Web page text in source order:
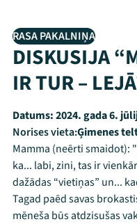
RASA PAKALNIŅA
DISKUSIJA
IR TUR –
Datums:2024. gada 6.
Norises vieta:Ģimenes
Mamma (neērti smaidot):
ka... labi, zini, tas ir
dažādas “vietiņas” un...
Tagad paēd savas
mēneša būs atdzisušas